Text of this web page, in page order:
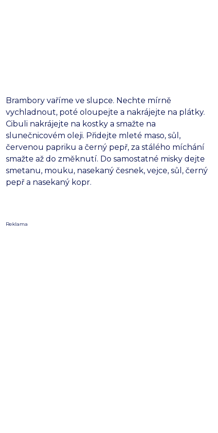
Brambory vaříme ve slupce. Nechte mírně
vychladnout, poté oloupejte a nakrájejte na plátky.
Cibuli nakrájejte na kostky a smažte na
slunečnicovém oleji. Přidejte mleté maso, sůl,
červenou papriku a černý pepř, za stálého míchání
smažte až do změknutí. Do samostatné misky dejte
smetanu, mouku, nasekaný česnek, vejce, sůl, černý
pepř a nasekaný kopr.
Reklama